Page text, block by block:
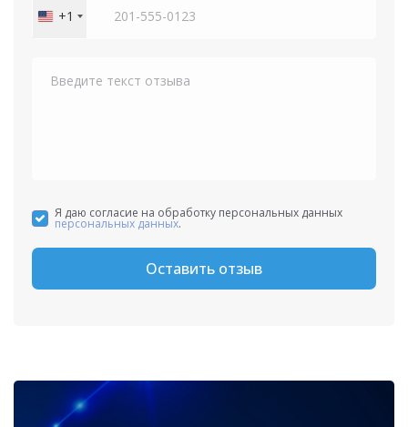
United
+1
Я даю согласие на обработку персональных данных
персональных данных.
Оставить отзыв